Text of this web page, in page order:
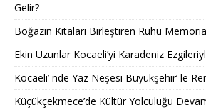
Gelir?
Boğazın Kıtaları Birleştiren Ruhu
Ekin Uzunlar Kocaeli’yi Karadeniz
Kocaeli’ nde Yaz Neşesi Büyükşehir’ le
Küçükçekmece’de Kültür Yolculuğu